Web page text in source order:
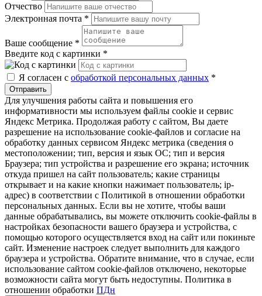
Отчество
Электронная почта *
Ваше сообщение *
Введите код с картинки *
Я согласен с обработкой персональных данных *
Отправить
Для улучшения работы сайта и повышения его
информативности мы используем файлы cookie и сервис
Яндекс Метрика. Продолжая работу с сайтом, Вы даете
разрешение на использование cookie-файлов и согласие на
обработку данных сервисом Яндекс метрика (сведения о
местоположении; тип, версия и язык ОС; тип и версия
Браузера; тип устройства и разрешение его экрана; источник
откуда пришел на сайт пользователь; какие страницы
открывает и на какие кнопки нажимает пользователь; ip-
адрес) в соответствии с Политикой в отношении обработки
персональных данных. Если вы не хотите, чтобы ваши
данные обрабатывались, вы можете отключить cookie-файлы в
настройках безопасности вашего браузера и устройства, с
помощью которого осуществляется вход на сайт или покиньте
сайт. Изменение настроек следует выполнить для каждого
браузера и устройства. Обратите внимание, что в случае, если
использование сайтом cookie-файлов отключено, некоторые
возможности сайта могут быть недоступны. Политика в
отношении обработки ПДн